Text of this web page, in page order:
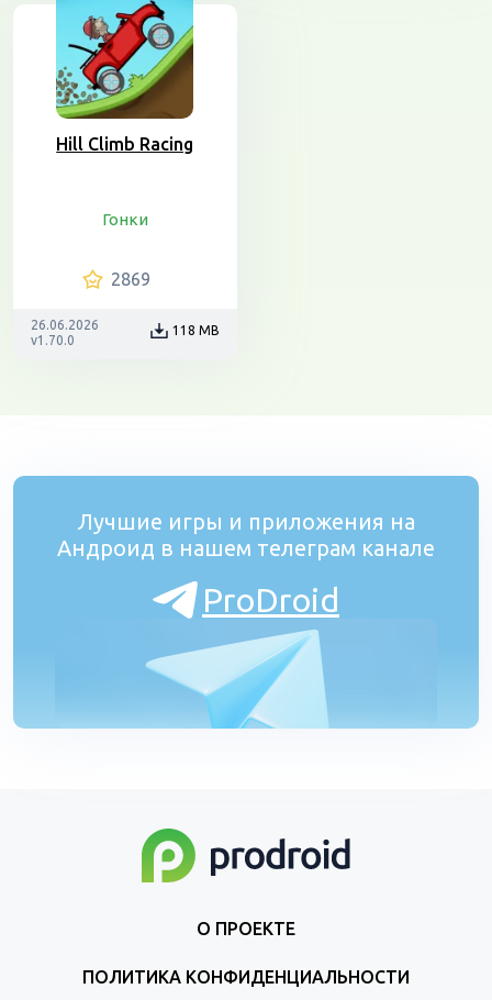
Hill Climb Racing
Гонки
2869
26.06.2026
v1.70.0
118 MB
Лучшие игры и приложения на
Андроид в нашем телеграм канале
ProDroid
О ПРОЕКТЕ
ПОЛИТИКА КОНФИДЕНЦИАЛЬНОСТИ